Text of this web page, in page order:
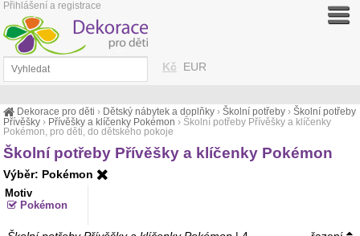
Dekorace pro děti › Dětský nábytek a doplňky ›Školní potřeby ›Školní potřeby
Přívěšky › Přívěšky a klíčenky Pokémon › Školní potřeby Přívěšky a klíčenky
Pokémon, pro děti, do dětského pokoje
Školní potřeby Přívěšky a klíčenky Pokémon
Výběr: Pokémon
Motiv
Pokémon
Kč EUR
Přihlášení a registrace